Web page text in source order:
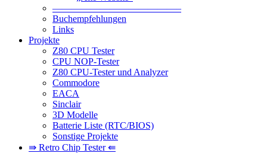
—————————————–
Buchempfehlungen
Links
Projekte
Z80 CPU Tester
CPU NOP-Tester
Z80 CPU-Tester und Analyzer
Commodore
EACA
Sinclair
3D Modelle
Batterie Liste (RTC/BIOS)
Sonstige Projekte
⇛ Retro Chip Tester ⇚